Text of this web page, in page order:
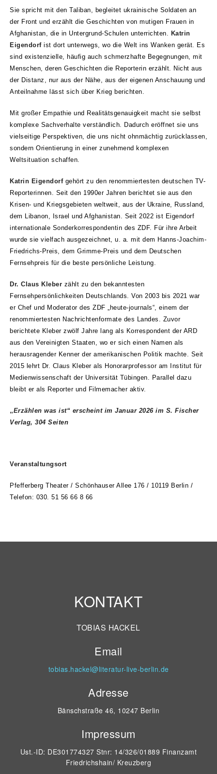
Sie spricht mit den Taliban, begleitet ukrainische Soldaten an
der Front und erzählt die Geschichten von mutigen Frauen in
Afghanistan, die in Untergrund-Schulen unterrichten. Katrin
Eigendorf ist dort unterwegs, wo die Welt ins Wanken gerät. Es
sind existenzielle, häufig auch schmerzhafte Begegnungen, mit
Menschen, deren Geschichten die Reporterin erzählt. Nicht aus
der Distanz, nur aus der Nähe, aus der eigenen Anschauung und
Anteilnahme lässt sich über Krieg berichten.
Mit großer Empathie und Realitätsgenauigkeit macht sie selbst
komplexe Sachverhalte verständlich. Dadurch eröffnet sie uns
vielseitige Perspektiven, die uns nicht ohnmächtig zurücklassen,
sondern Orientierung in einer zunehmend komplexen
Weltsituation schaffen.
Katrin Eigendorf gehört zu den renommiertesten deutschen TV-
Reporterinnen. Seit den 1990er Jahren berichtet sie aus den
Krisen- und Kriegsgebieten weltweit, aus der Ukraine, Russland,
dem Libanon, Israel und Afghanistan. Seit 2022 ist Eigendorf
internationale Sonderkorrespondentin des ZDF. Für ihre Arbeit
wurde sie vielfach ausgezeichnet, u. a. mit dem Hanns-Joachim-
Friedrichs-Preis, dem Grimme-Preis und dem Deutschen
Fernsehpreis für die beste persönliche Leistung.
Dr. Claus Kleber zählt zu den bekanntesten
Fernsehpersönlichkeiten Deutschlands. Von 2003 bis 2021 war
er Chef und Moderator des ZDF „heute-journals“, einem der
renommiertesten Nachrichtenformate des Landes. Zuvor
berichtete Kleber zwölf Jahre lang als Korrespondent der ARD
aus den Vereinigten Staaten, wo er sich einen Namen als
herausragender Kenner der amerikanischen Politik machte. Seit
2015 lehrt Dr. Claus Kleber als Honorarprofessor am Institut für
Medienwissenschaft der Universität Tübingen. Parallel dazu
bleibt er als Reporter und Filmemacher aktiv.
„Erzählen was ist“ erscheint im Januar 2026 im S. Fischer
Verlag, 304 Seiten
Veranstaltungsort
Pfefferberg Theater / Schönhauser Allee 176 / 10119 Berlin /
Telefon: 030. 51 56 66 8 66
KONTAKT
TOBIAS HACKEL
Email
tobias.hackel@literatur-live-berlin.de
Adresse
Bänschstraße 46, 10247 Berlin
Impressum
Ust.-ID: DE301774327 Stnr: 14/326/01889 Finanzamt
Friedrichshain/ Kreuzberg